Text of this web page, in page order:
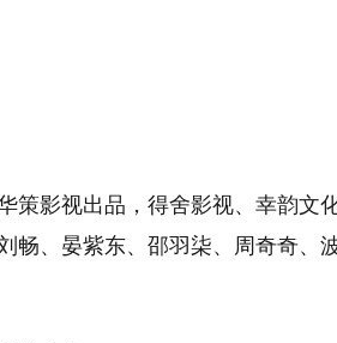
策影视出品，得舍影视、幸韵文
畅、晏紫东、邵羽柒、周奇奇、